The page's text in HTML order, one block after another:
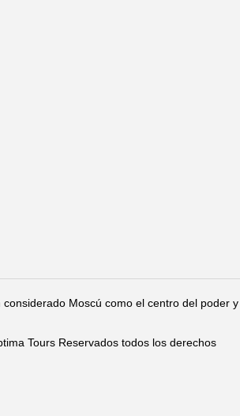
Moscú como el centro del poder
Tours Reservados todos los derechos